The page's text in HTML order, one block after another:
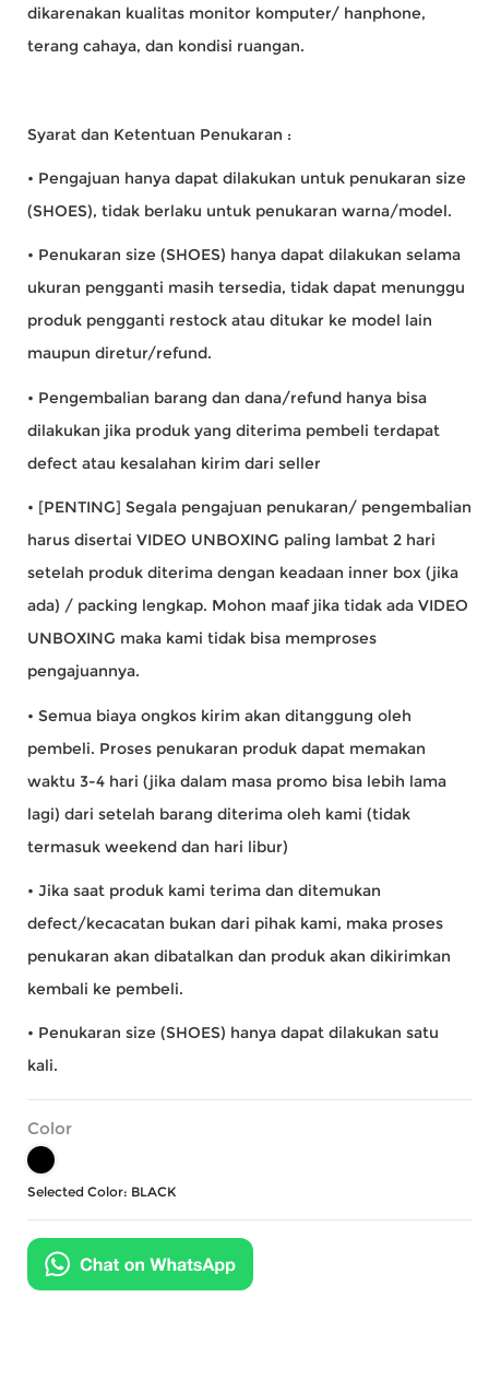
dikarenakan kualitas monitor komputer/ hanphone,
terang cahaya, dan kondisi ruangan.
Syarat dan Ketentuan Penukaran :
• Pengajuan hanya dapat dilakukan untuk penukaran size
(SHOES), tidak berlaku untuk penukaran warna/model.
• Penukaran size (SHOES) hanya dapat dilakukan selama
ukuran pengganti masih tersedia, tidak dapat menunggu
produk pengganti restock atau ditukar ke model lain
maupun diretur/refund.
• Pengembalian barang dan dana/refund hanya bisa
dilakukan jika produk yang diterima pembeli terdapat
defect atau kesalahan kirim dari seller
• [PENTING] Segala pengajuan penukaran/ pengembalian
harus disertai VIDEO UNBOXING paling lambat 2 hari
setelah produk diterima dengan keadaan inner box (jika
ada) / packing lengkap. Mohon maaf jika tidak ada VIDEO
UNBOXING maka kami tidak bisa memproses
pengajuannya.
• Semua biaya ongkos kirim akan ditanggung oleh
pembeli. Proses penukaran produk dapat memakan
waktu 3-4 hari (jika dalam masa promo bisa lebih lama
lagi) dari setelah barang diterima oleh kami (tidak
termasuk weekend dan hari libur)
• Jika saat produk kami terima dan ditemukan
defect/kecacatan bukan dari pihak kami, maka proses
penukaran akan dibatalkan dan produk akan dikirimkan
kembali ke pembeli.
• Penukaran size (SHOES) hanya dapat dilakukan satu
kali.
Color
Selected Color: BLACK